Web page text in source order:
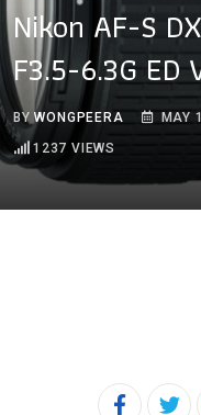
Nikon AF-S
F3.5-6.3G ED
BYWONGPEERA MAY
1237 VIEWS